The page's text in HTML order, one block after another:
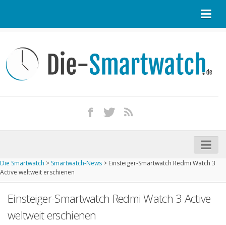
Kontakt / Tipp geben
Impressum
iPhone kaufen
Startseite
Kommende Smartwatches
Die Smartwatch > Smartwatch-News > Einsteiger-Smartwatch Redmi Watch 3
Active weltweit erschienen
Einsteiger-Smartwatch Redmi Watch 3 Active
weltweit erschienen